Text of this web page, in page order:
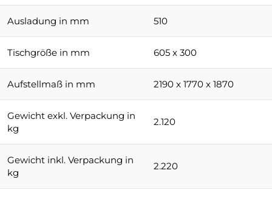
Ausladung in mm 510
Tischgröße in mm 605 x 300
Aufstellmaß in mm 2190 x 1770 x 1870
Gewicht exkl. Verpackung in
kg
2.120
Gewicht inkl. Verpackung in
kg
2.220